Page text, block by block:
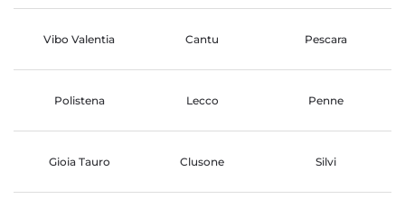
Vibo Valentia Cantu Pescara
Polistena Lecco Penne
Gioia Tauro Clusone Silvi